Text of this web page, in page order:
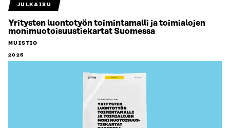
JULKAISU
Yritysten luontotyön toimintamalli ja toimialojen
monimuotoisuustiekartat Suomessa
MUISTIO
2026